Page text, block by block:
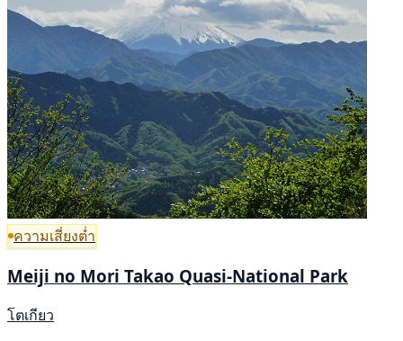
ความเสี่ยงต่ำ
Meiji no Mori Takao Quasi-National Park
โตเกียว